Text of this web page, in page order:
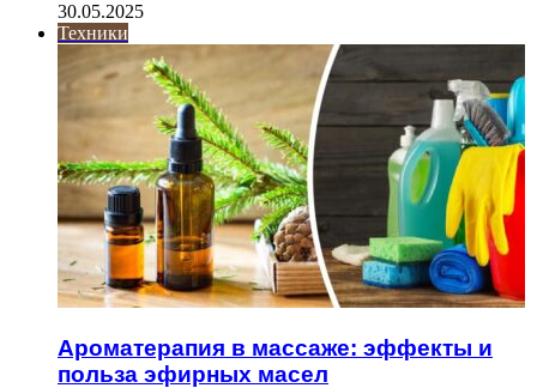
30.05.2025
Техники
Ароматерапия в массаже: эффекты и
польза эфирных масел